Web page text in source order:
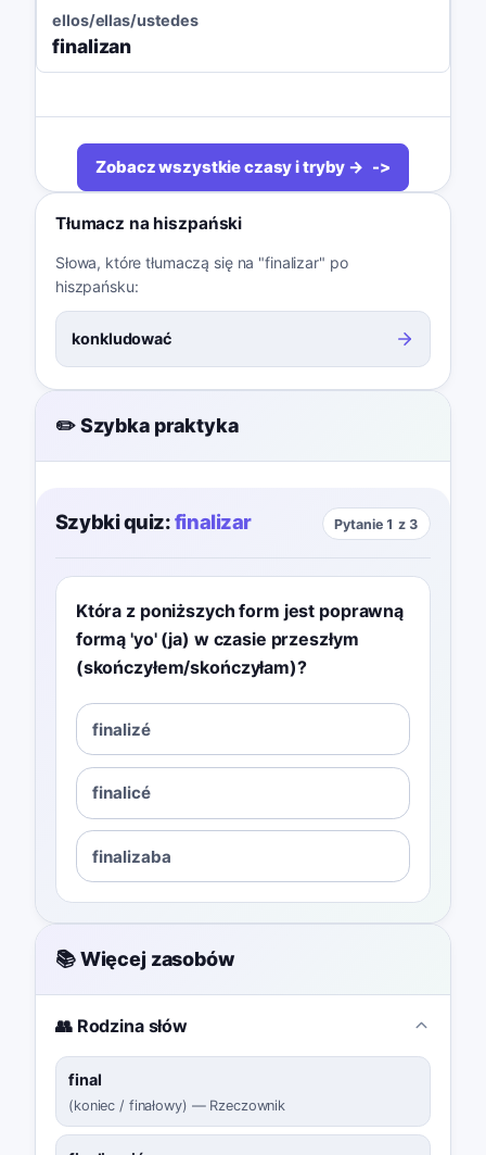
ellos/ellas/ustedes
finalizan
Zobacz wszystkie czasy i tryby →
Tłumacz na hiszpański
Słowa, które tłumaczą się na "finalizar" po
hiszpańsku:
konkludować
✏️ Szybka praktyka
Szybki quiz:finalizar Pytanie 1 z 3
Która z poniższych form jest poprawną
formą 'yo' (ja) w czasie przeszłym
(skończyłem/skończyłam)?
finalizé
finalicé
finalizaba
📚 Więcej zasobów
👥 Rodzina słów
final
(koniec / finałowy) — Rzeczownik